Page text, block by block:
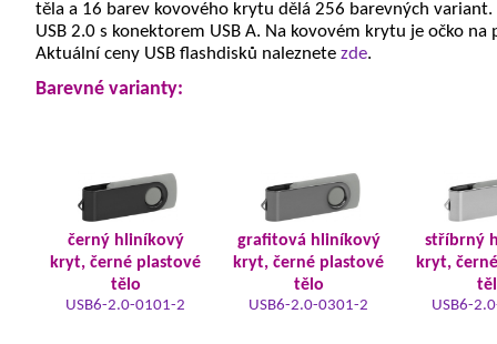
těla a 16 barev kovového krytu dělá 256 barevných variant.
USB 2.0 s konektorem USB A. Na kovovém krytu je očko na
Aktuální ceny USB flashdisků naleznete zde.
Barevné varianty:
černý hliníkový
kryt, černé plastové
tělo
USB6-2.0-0101-2
grafitová hliníkový
kryt, černé plastové
tělo
USB6-2.0-0301-2
stříbrný
kryt,
USB6-